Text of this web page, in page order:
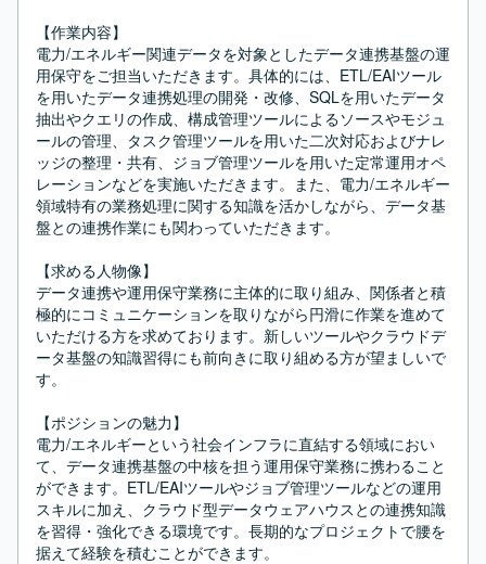
【作業内容】
電力/エネルギー関連データを対象としたデータ連携基盤の運
用保守をご担当いただきます。具体的には、ETL/EAIツール
を用いたデータ連携処理の開発・改修、SQLを用いたデータ
抽出やクエリの作成、構成管理ツールによるソースやモジュ
ールの管理、タスク管理ツールを用いた二次対応およびナレ
ッジの整理・共有、ジョブ管理ツールを用いた定常運用オペ
レーションなどを実施いただきます。また、電力/エネルギー
領域特有の業務処理に関する知識を活かしながら、データ基
盤との連携作業にも関わっていただきます。
【求める人物像】
データ連携や運用保守業務に主体的に取り組み、関係者と積
極的にコミュニケーションを取りながら円滑に作業を進めて
いただける方を求めております。新しいツールやクラウドデ
ータ基盤の知識習得にも前向きに取り組める方が望ましいで
す。
【ポジションの魅力】
電力/エネルギーという社会インフラに直結する領域におい
て、データ連携基盤の中核を担う運用保守業務に携わること
ができます。ETL/EAIツールやジョブ管理ツールなどの運用
スキルに加え、クラウド型データウェアハウスとの連携知識
を習得・強化できる環境です。長期的なプロジェクトで腰を
据えて経験を積むことができます。